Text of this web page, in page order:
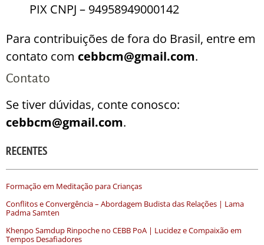
PIX CNPJ – 94958949000142
Para contribuições de fora do Brasil, entre em
contato com cebbcm@gmail.com.
Contato
Se tiver dúvidas, conte conosco:
cebbcm@gmail.com.
RECENTES
Formação em Meditação para Crianças
Conflitos e Convergência – Abordagem Budista das Relações | Lama
Padma Samten
Khenpo Samdup Rinpoche no CEBB PoA | Lucidez e Compaixão em
Tempos Desafiadores